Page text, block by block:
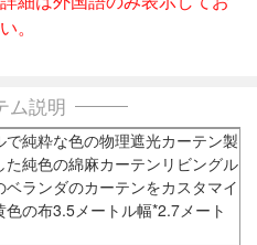
。
ム説明
純粋な色の物理遮光カーテン製
純色の綿麻カーテンリビングル
ランダのカーテンをカスタマイ
の布3.5メートル幅*2.7メート